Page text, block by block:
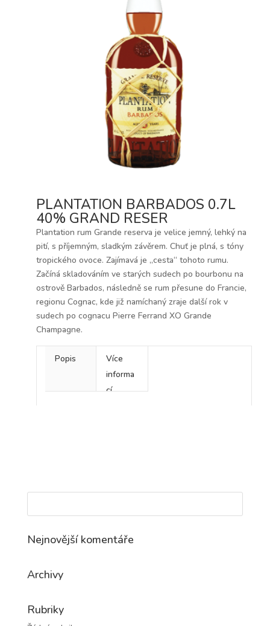
PLANTATION BARBADOS 0.7L
40% GRAND RESER
Plantation rum Grande reserva je velice jemný, lehký na
pití, s příjemným, sladkým závěrem. Chuť je plná, s tóny
tropického ovoce. Zajímavá je „cesta“ tohoto rumu.
Začíná skladováním ve starých sudech po bourbonu na
ostrově Barbados, následně se rum přesune do Francie,
regionu Cognac, kde již namíchaný zraje další rok v
sudech po cognacu Pierre Ferrand XO Grande
Champagne.
Popis
Více
informa
cí
Nejnovější komentáře
Archivy
Rubriky